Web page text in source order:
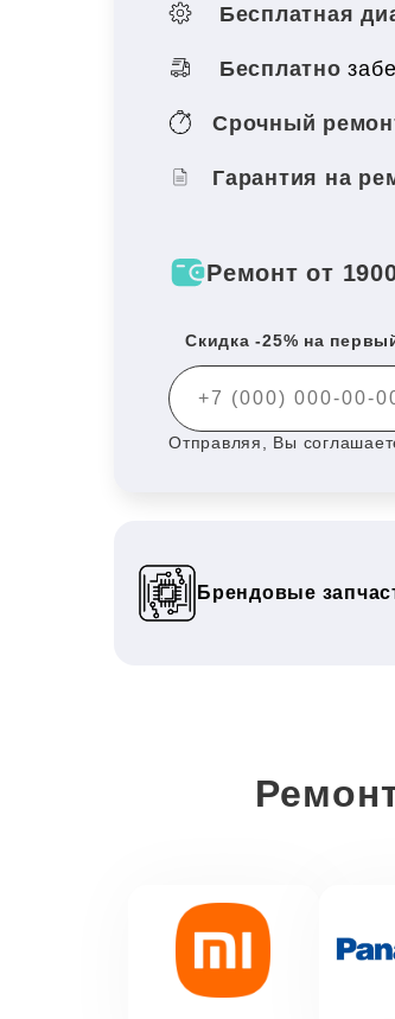
Бесплатная
Бесплатно
Срочный
Гарантия на
Ремонт от
Скидка -25% на
Отправляя, Вы
Брендовые